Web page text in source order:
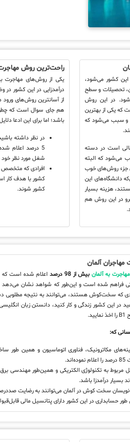
کشور می‌شود،
تحصیلات و سطح
در این روش
یکی از بهترین
و سبب می‌شود که
است در دسته
می‌شود که البته
جزء روش‌های خوب
دانشگاه‌های این
هزینه بسیار
در این روش هم
راحت‌ترین روش
یکی از روش‌های مهاجرت
درآمدزایی در این کشور در
از آسانترین روش‌های
هم جای سوال است که
باشد؛ اما برای این ادعا
در نظر داشته
5 درصد اعلام
شغل مورد نظر خود
افرادی که متخصص
کشور با هدف کار
کشور شوند.
مهاجران آلمان
مهاجرت به آلمانبیش از 98 درصد
اعلام شده است که
فراهم شده است و این‌طور که شواهد نشان می‌دهد
که سخت‌کوش هستند، می‌توانند به نتیجه مطلوبی
در این کشور زندگی و کار کنید، دانستن زبان
B1 را اخذ نمایید.
که:
مکاترونیک، فناوری اتوماسیون و همین طور
مربوط به تکنولوژی الکتریکی و همین‌طور مهندسی
بسیار درآمدزا باشد.
سخت کوش در آلمان می‌توانند به رضایت
حسابداری در این کشور دارای پتانسیل مالی